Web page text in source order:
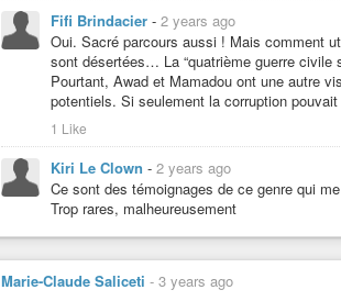
TÉMOIGNAGE. Entré en France
peux être en paix"
À le voir être aussi à l’aise au milieu du troupeau
de son pays, la Côte d’Ivoire, alors qu’il avait à
Fifi Brindacier - 2 years ago
Oui. Sacré parcours aussi ! Mais comment
sont désertées… La “quatrième guerre civile
Pourtant, Awad et Mamadou ont une autre
potentiels. Si seulement la corruption
1 Like
Kiri Le Clown - 2 years ago
Ce sont des témoignages de ce genre qui
Trop rares, malheureusement
Marie-Claude Saliceti - 3 years ago